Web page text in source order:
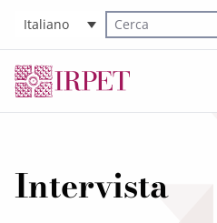
Italiano
Cerca nel sito
Intervista